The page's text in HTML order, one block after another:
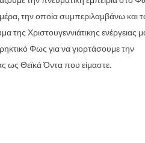
την οποία συμπεριλαμβάνω και
της Χριστουγεννιάτικης ενέργειας
Φως για να γιορτάσουμε την
ως Θεϊκά Όντα που είμαστε.